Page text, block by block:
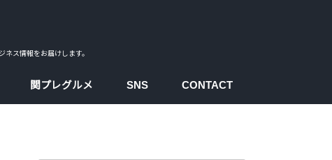
ス情報をお届けします。
関プレグルメ SNS CONTACT